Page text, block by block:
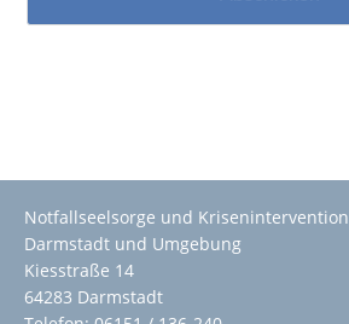
Notfallseelsorge und Krisenintervention
Darmstadt und Umgebung
Kiesstraße 14
64283 Darmstadt